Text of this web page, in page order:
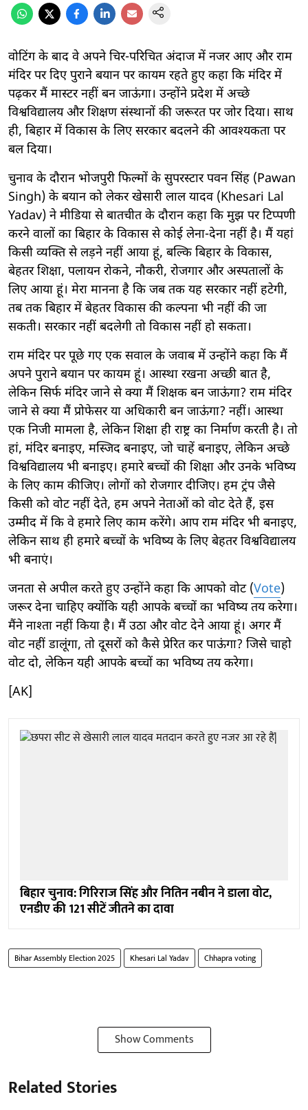
वोटिंग के बाद वे अपने चिर-परिचित अंदाज में नजर आए और राम
मंदिर पर दिए पुराने बयान पर कायम रहते हुए कहा कि मंदिर में
पढ़कर मैं मास्टर नहीं बन जाऊंगा। उन्होंने प्रदेश में अच्छे
विश्वविद्यालय और शिक्षण संस्थानों की जरूरत पर जोर दिया। साथ
ही, बिहार में विकास के लिए सरकार बदलने की आवश्यकता पर
बल दिया।
चुनाव के दौरान भोजपुरी फिल्मों के सुपरस्टार पवन सिंह (Pawan
Singh) के बयान को लेकर खेसारी लाल यादव (Khesari Lal
Yadav) ने मीडिया से बातचीत के दौरान कहा कि मुझ पर टिप्पणी
करने वालों का बिहार के विकास से कोई लेना-देना नहीं है। मैं यहां
किसी व्यक्ति से लड़ने नहीं आया हूं, बल्कि बिहार के विकास,
बेहतर शिक्षा, पलायन रोकने, नौकरी, रोजगार और अस्पतालों के
लिए आया हूं। मेरा मानना है कि जब तक यह सरकार नहीं हटेगी,
तब तक बिहार में बेहतर विकास की कल्पना भी नहीं की जा
सकती। सरकार नहीं बदलेगी तो विकास नहीं हो सकता।
राम मंदिर पर पूछे गए एक सवाल के जवाब में उन्होंने कहा कि मैं
अपने पुराने बयान पर कायम हूं। आस्था रखना अच्छी बात है,
लेकिन सिर्फ मंदिर जाने से क्या मैं शिक्षक बन जाऊंगा? राम मंदिर
जाने से क्या मैं प्रोफेसर या अधिकारी बन जाऊंगा? नहीं। आस्था
एक निजी मामला है, लेकिन शिक्षा ही राष्ट्र का निर्माण करती है। तो
हां, मंदिर बनाइए, मस्जिद बनाइए, जो चाहें बनाइए, लेकिन अच्छे
विश्वविद्यालय भी बनाइए। हमारे बच्चों की शिक्षा और उनके भविष्य
के लिए काम कीजिए। लोगों को रोजगार दीजिए। हम ट्रंप जैसे
किसी को वोट नहीं देते, हम अपने नेताओं को वोट देते हैं, इस
उम्मीद में कि वे हमारे लिए काम करेंगे। आप राम मंदिर भी बनाइए,
लेकिन साथ ही हमारे बच्चों के भविष्य के लिए बेहतर विश्वविद्यालय
भी बनाएं।
जनता से अपील करते हुए उन्होंने कहा कि आपको वोट (Vote)
जरूर देना चाहिए क्योंकि यही आपके बच्चों का भविष्य तय करेगा।
मैंने नाश्ता नहीं किया है। मैं उठा और वोट देने आया हूं। अगर मैं
वोट नहीं डालूंगा, तो दूसरों को कैसे प्रेरित कर पाऊंगा? जिसे चाहो
वोट दो, लेकिन यही आपके बच्चों का भविष्य तय करेगा।
[AK]
बिहार चुनाव: गिरिराज सिंह और नितिन नबीन ने डाला वोट,
एनडीए की 121 सीटें जीतने का दावा
Bihar Assembly Election 2025 Khesari Lal Yadav Chhapra voting
Show Comments
Related Stories